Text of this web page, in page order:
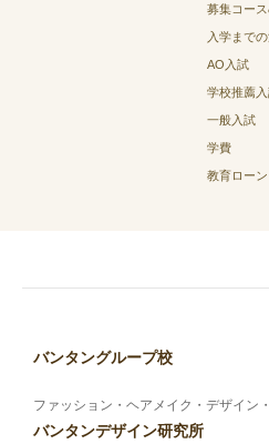
募集コー
入学まで
AO入試
学校推薦
一般入試
学費
教育ロー
バンタングループ校
ファッション・ヘアメイク・デザイン
バンタンデザイン研究所